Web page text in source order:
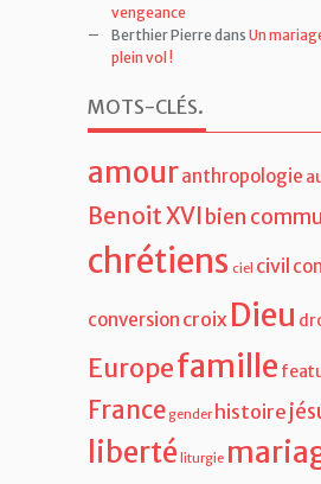
vengeance
Berthier Pierredans Un
plein vol !
MOTS-CLÉS.
amouranthropologie
Benoit XVIbien
chrétiens ciel civil
conversion croix Dieu
Europefamille
Francegender histoire
liberté liturgie